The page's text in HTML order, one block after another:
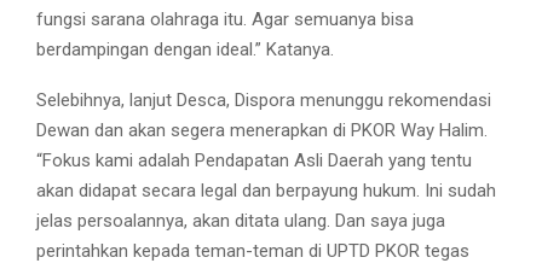
fungsi sarana olahraga itu. Agar semuanya bisa
berdampingan dengan ideal.” Katanya.
Selebihnya, lanjut Desca, Dispora menunggu rekomendasi
Dewan dan akan segera menerapkan di PKOR Way Halim.
“Fokus kami adalah Pendapatan Asli Daerah yang tentu
akan didapat secara legal dan berpayung hukum. Ini sudah
jelas persoalannya, akan ditata ulang. Dan saya juga
perintahkan kepada teman-teman di UPTD PKOR tegas